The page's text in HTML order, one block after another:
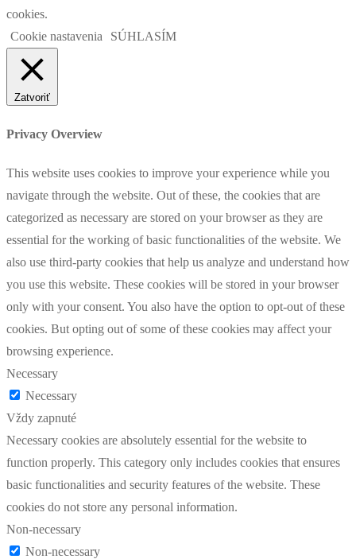
cookies.
Cookie nastavenia
SÚHLASÍM
Zatvoriť
Privacy Overview
This website uses cookies to improve your experience while you
navigate through the website. Out of these, the cookies that are
categorized as necessary are stored on your browser as they are
essential for the working of basic functionalities of the website. We
also use third-party cookies that help us analyze and understand how
you use this website. These cookies will be stored in your browser
only with your consent. You also have the option to opt-out of these
cookies. But opting out of some of these cookies may affect your
browsing experience.
Necessary
Necessary
Vždy zapnuté
Necessary cookies are absolutely essential for the website to
function properly. This category only includes cookies that ensures
basic functionalities and security features of the website. These
cookies do not store any personal information.
Non-necessary
Non-necessary